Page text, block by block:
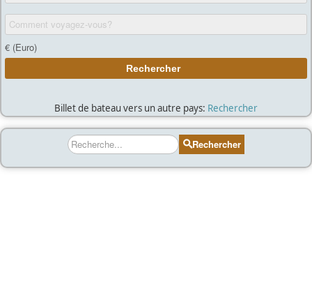
Billet de bateau vers un autre pays: Rechercher
Rechercher Rechercher